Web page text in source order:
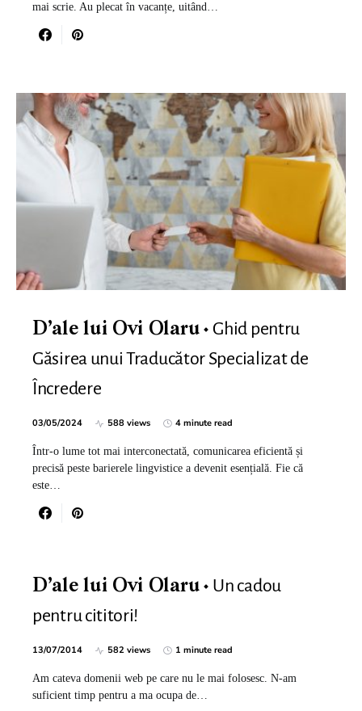
mai scrie. Au plecat în vacanțe, uitând…
D’ale lui Ovi Olaru
Ghid pentru
Găsirea unui Traducător Specializat de
Încredere
03/05/2024 588 views 4 minute read
Într-o lume tot mai interconectată, comunicarea eficientă și
precisă peste barierele lingvistice a devenit esențială. Fie că
este…
D’ale lui Ovi Olaru
Un cadou
pentru cititori!
13/07/2014 582 views 1 minute read
Am cateva domenii web pe care nu le mai folosesc. N-am
suficient timp pentru a ma ocupa de…